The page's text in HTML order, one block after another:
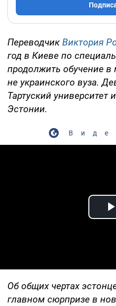
Переводчик Виктория
год в Киеве по
продолжить обучение в
не украинского вуза.
Тартуский университет
Эстонии.
Об общих чертах
главном сюрпризе в